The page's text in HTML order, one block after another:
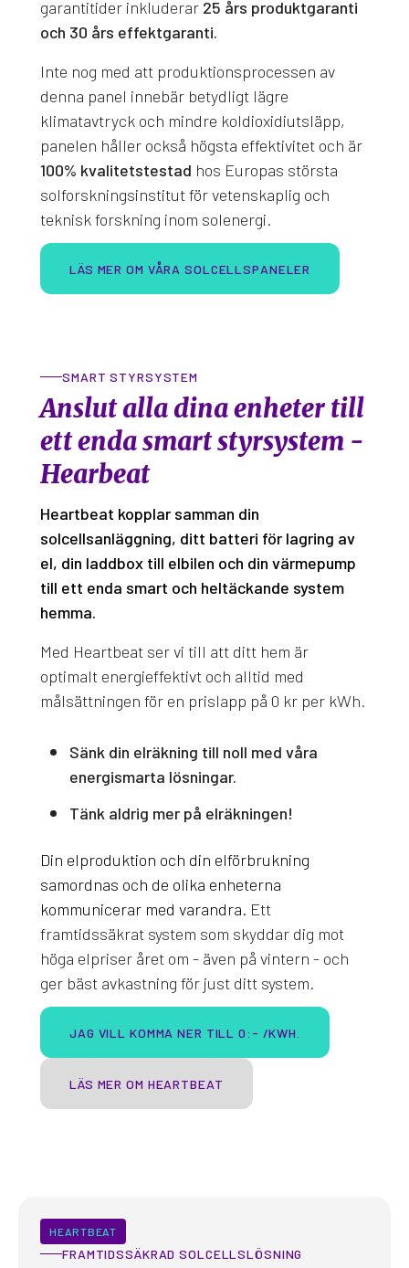
garantitider inkluderar 25 års produktgaranti
och 30 års effektgaranti.
Inte nog med att produktionsprocessen av
denna panel innebär betydligt lägre
klimatavtryck och mindre koldioxidiutsläpp,
panelen håller också högsta effektivitet och är
100% kvalitetstestad hos Europas största
solforskningsinstitut för vetenskaplig och
teknisk forskning inom solenergi.
LÄS MER OM VÅRA SOLCELLSPANELER
SMART STYRSYSTEM
Anslut alla dina enheter till
ett enda smart styrsystem -
Hearbeat
Heartbeat kopplar samman din
solcellsanläggning, ditt batteri för lagring av
el, din laddbox till elbilen och din värmepump
till ett enda smart och heltäckande system
hemma.
Med Heartbeat ser vi till att ditt hem är
optimalt energieffektivt och alltid med
målsättningen för en prislapp på 0 kr per kWh.
Sänk din elräkning till noll med våra
energismarta lösningar.
Tänk aldrig mer på elräkningen!
Din elproduktion och din elförbrukning
samordnas och de olika enheterna
kommunicerar med varandra. Ett
framtidssäkrat system som skyddar dig mot
höga elpriser året om - även på vintern - och
ger bäst avkastning för just ditt system.
JAG VILL KOMMA NER TILL 0:- /KWH.
LÄS MER OM HEARTBEAT
HEARTBEAT
FRAMTIDSSÄKRAD SOLCELLSLÖSNING